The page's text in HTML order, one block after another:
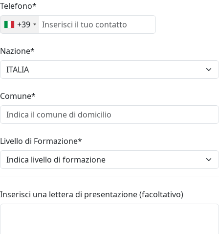
Telefono*
+39
Nazione*
Comune*
Livello di Formazione*
Inserisci una lettera di presentazione (facoltativo)